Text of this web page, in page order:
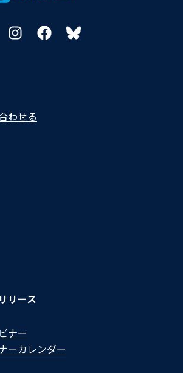
InstagramFacebookBluesky
わせる​
リース
ナー
ーカレンダー